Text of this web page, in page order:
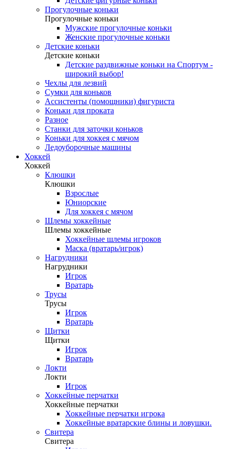
Прогулочные коньки
Прогулочные коньки
Мужские прогулочные коньки
Женские прогулочные коньки
Детские коньки
Детские коньки
Детские раздвижные коньки на Спортум -
широкий выбор!
Чехлы для лезвий
Сумки для коньков
Ассистенты (помощники) фигуриста
Коньки для проката
Разное
Станки для заточки коньков
Коньки для хоккея с мячом
Ледоуборочные машины
Хоккей
Хоккей
Клюшки
Клюшки
Взрослые
Юниорские
Для хоккея с мячом
Шлемы хоккейные
Шлемы хоккейные
Хоккейные шлемы игроков
Маска (вратарь/игрок)
Нагрудники
Нагрудники
Игрок
Вратарь
Трусы
Трусы
Игрок
Вратарь
Щитки
Щитки
Игрок
Вратарь
Локти
Локти
Игрок
Хоккейные перчатки
Хоккейные перчатки
Хоккейные перчатки игрока
Хоккейные вратарские блины и ловушки.
Свитера
Свитера